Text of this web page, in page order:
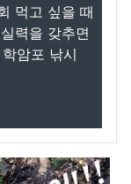
먹고 싶을 때
력을 갖추면
암포 낚시